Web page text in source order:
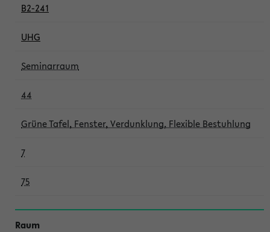
B2-241
UHG
Seminarraum
44
Grüne Tafel, Fenster, Verdunklung, Flexible Bestuhlung
7
75